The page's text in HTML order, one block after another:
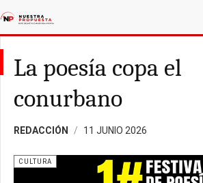
La poesía copa el
conurbano
REDACCIÓN 11 JUNIO 2026
CULTURA